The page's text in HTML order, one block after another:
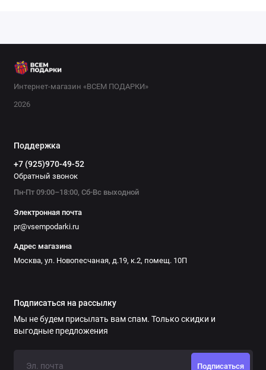
Интернет-магазин «ВСЕМ ПОДАРКИ»
2026
Поддержка
+7 (925)970-49-52
Обратный звонок
Пн-Пт 09:00–18:00, Сб-Вс выходной
Электронная почта
pr@vsempodarki.ru
Адрес магазина
Москва, ул. Новопесчаная, д.19, к.2, помещ. 10П
Подписаться на рассылку
Мы не будем присылать вам спам. Только скидки и
выгодные предложения
Подписаться